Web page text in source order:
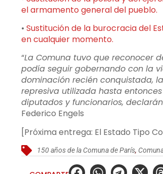
el armamento general del pueblo.
• Sustitución de la burocracia del
en cualquier momento.
“La Comuna tuvo que reconocer
podía seguir gobernando con la
dominación recién conquistada,
represiva utilizada hasta
diputados y funcionarios,
Federico Engels
[Próxima entrega: El Estado Tipo
150 años de la Comuna de París,